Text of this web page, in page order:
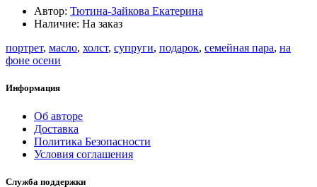
Автор: Тютина-Зайкова Екатерина
Наличие: На заказ
портрет, масло, холст, супруги, подарок, семейная пара, на
фоне осени
Информация
Об авторе
Доставка
Политика Безопасности
Условия соглашения
Служба поддержки